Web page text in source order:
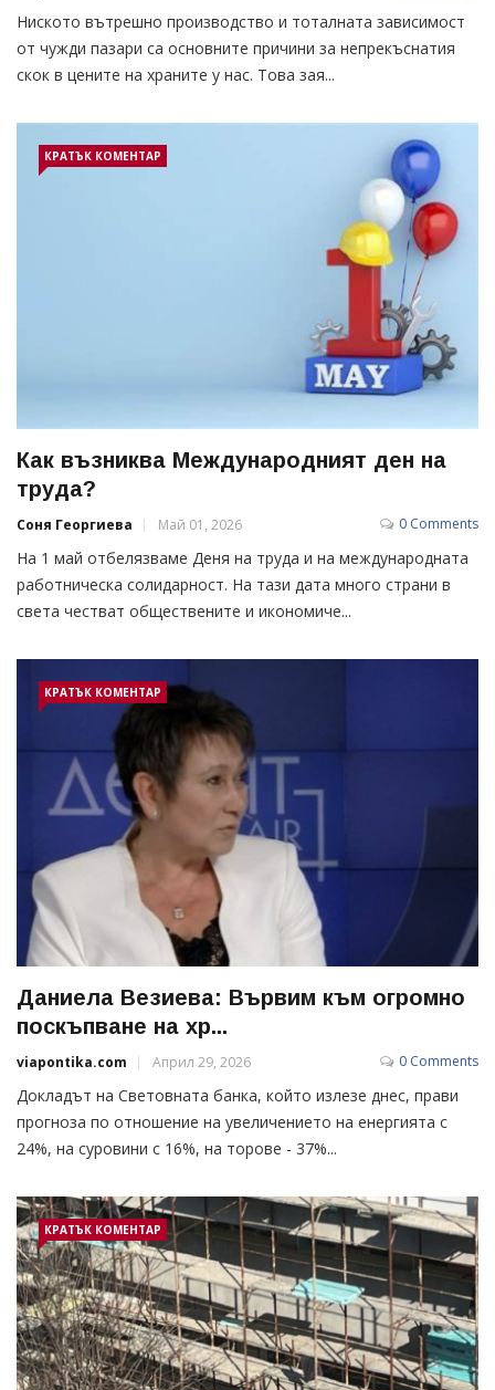
Ниското вътрешно производство и тоталната зависимост
от чужди пазари са основните причини за непрекъснатия
скок в цените на храните у нас. Това зая...
КРАТЪК КОМЕНТАР
Как възниква Международният ден на
труда?
Соня Георгиева Май 01, 2026 0 Comments
На 1 май отбелязваме Деня на труда и на международната
работническа солидарност. На тази дата много страни в
света честват обществените и икономиче...
КРАТЪК КОМЕНТАР
Даниела Везиева: Вървим към огромно
поскъпване на хр...
viapontika.com Април 29, 2026 0 Comments
Докладът на Световната банка, който излезе днес, прави
прогноза по отношение на увеличението на енергията с
24%, на суровини с 16%, на торове - 37%...
КРАТЪК КОМЕНТАР